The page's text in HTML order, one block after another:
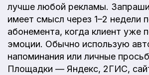
лучше любой рекламы.
имеет смысл через 1–2 недели
абонемента, когда клиент уже
эмоции. Обычно использую
напоминания или личные
Площадки — Яндекс, 2ГИС,